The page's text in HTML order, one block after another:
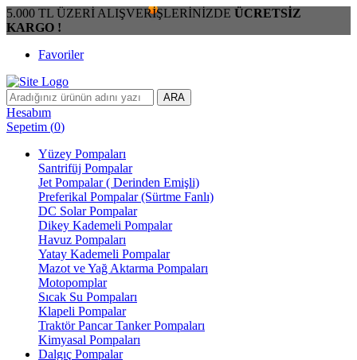
5.000 TL ÜZERİ ALIŞVERİŞLERİNİZDE ÜCRETSİZ
KARGO !
Favoriler
ARA
Hesabım
Sepetim (0)
Yüzey Pompaları
Santrifüj Pompalar
Jet Pompalar ( Derinden Emişli)
Preferikal Pompalar (Sürtme Fanlı)
DC Solar Pompalar
Dikey Kademeli Pompalar
Havuz Pompaları
Yatay Kademeli Pompalar
Mazot ve Yağ Aktarma Pompaları
Motopomplar
Sıcak Su Pompaları
Klapeli Pompalar
Traktör Pancar Tanker Pompaları
Kimyasal Pompaları
Dalgıç Pompalar